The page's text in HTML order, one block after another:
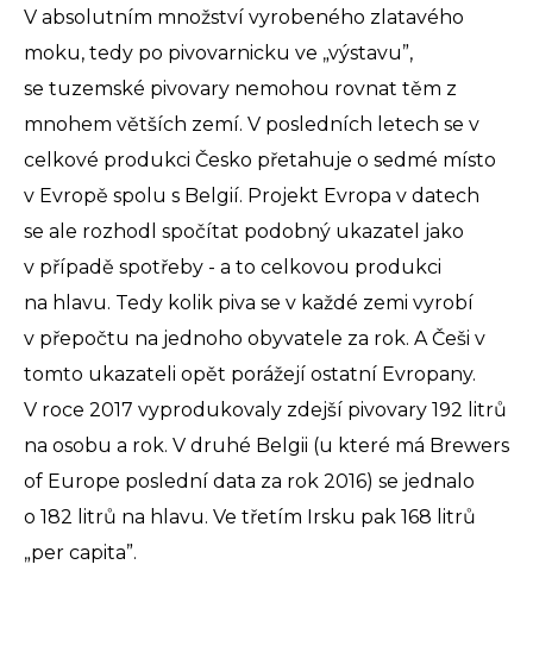
V absolutním množství vyrobeného zlatavého
moku, tedy po pivovarnicku ve „výstavu”,
se tuzemské pivovary nemohou rovnat těm z
mnohem větších zemí. V posledních letech se v
celkové produkci Česko přetahuje o sedmé místo
v Evropě spolu s Belgií. Projekt Evropa v datech
se ale rozhodl spočítat podobný ukazatel jako
v případě spotřeby - a to celkovou produkci
na hlavu. Tedy kolik piva se v každé zemi vyrobí
v přepočtu na jednoho obyvatele za rok. A Češi v
tomto ukazateli opět porážejí ostatní Evropany.
V roce 2017 vyprodukovaly zdejší pivovary 192 litrů
na osobu a rok. V druhé Belgii (u které má Brewers
of Europe poslední data za rok 2016) se jednalo
o 182 litrů na hlavu. Ve třetím Irsku pak 168 litrů
„per capita”.